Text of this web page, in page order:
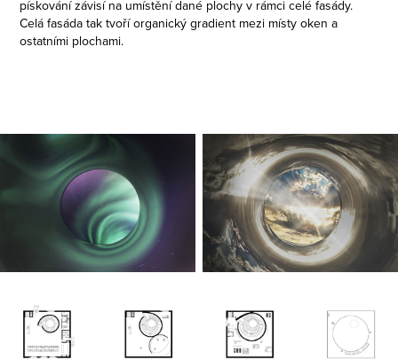
pískování závisí na umístění dané plochy v rámci celé fasády.
Celá fasáda tak tvoří organický gradient mezi místy oken a
ostatními plochami.